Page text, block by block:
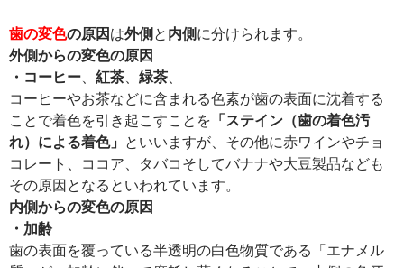
歯の変色の原因は外側と 内側に分けられます。
外側からの変色の原因
・コーヒー
紅茶 緑茶
コーヒーやお茶などに含まれる色素が歯の表面に沈着する
ことで着色を引き起こすことを 「ステイン（歯の着色汚
れ）による着色」 といいますが、その他に赤ワインやチョ
コレート、ココア、タバコそしてバナナや大豆製品なども
その原因となるといわれています。
内側からの変色の原因
・加齢
歯の表面を覆っている半透明の白色物質である「エナメル